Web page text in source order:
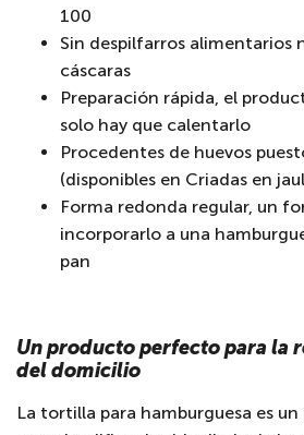
100
Sin despilfarros alimentarios
cáscaras
Preparación rápida, el
solo hay que calentarlo
Procedentes de huevos
(disponibles en Criadas en
Forma redonda regular, un
incorporarlo a una
pan
Un producto perfecto para la
del domicilio
La tortilla para hamburguesa es